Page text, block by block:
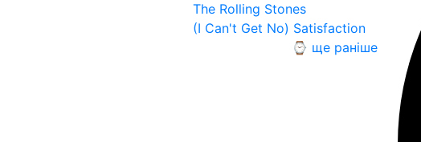
The Rolling Stones
(I Can't Get No) Satisfaction
⌚ ще раніше